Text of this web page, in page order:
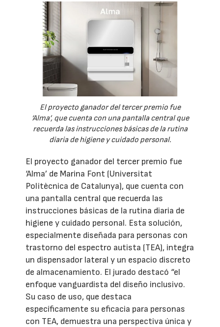
El proyecto ganador del tercer premio fue
‘Alma’, que cuenta con una pantalla central que
recuerda las instrucciones básicas de la rutina
diaria de higiene y cuidado personal.
El proyecto ganador del tercer premio fue
‘Alma’ de Marina Font (Universitat
Politècnica de Catalunya), que cuenta con
una pantalla central que recuerda las
instrucciones básicas de la rutina diaria de
higiene y cuidado personal. Esta solución,
especialmente diseñada para personas con
trastorno del espectro autista (TEA), integra
un dispensador lateral y un espacio discreto
de almacenamiento. El jurado destacó “el
enfoque vanguardista del diseño inclusivo.
Su caso de uso, que destaca
específicamente su eficacia para personas
con TEA, demuestra una perspectiva única y